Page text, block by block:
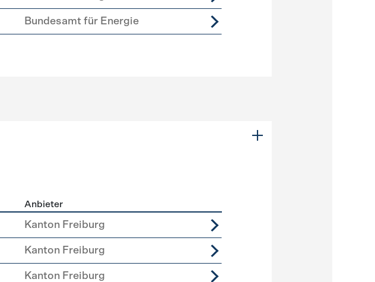
Bundesamt für Energie
Anbieter
Kanton Freiburg
Kanton Freiburg
Kanton Freiburg